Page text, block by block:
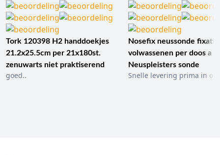
Tork 120398 H2 handdoekjes
21.2x25.5cm per 21x180st.
zenuwarts niet praktiserend
goed..
Nosefix neussonde
volwassenen per doos a
Neuspleisters sonde
Snelle levering prima in